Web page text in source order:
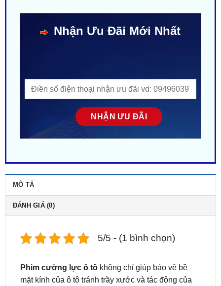
ĐÁNH GIÁ (0)
Phim cường lực ô tô không chỉ giúp bảo vệ bề
môi trường xung quanh mà còn giúp bề mặt kính xe
ô tô của bạn cải thiện độ bền và tăng độ thẩm mỹ.